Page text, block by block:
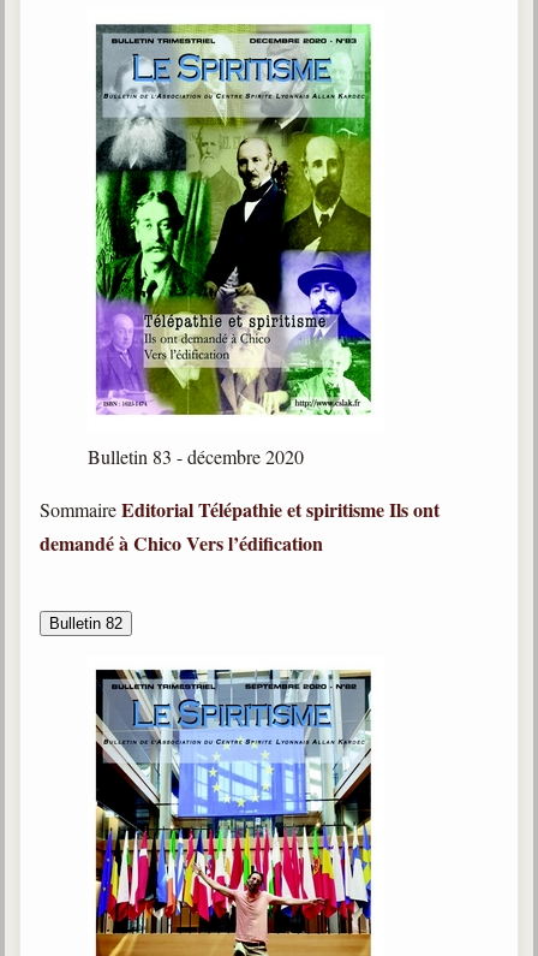
Bulletin 83 - décembre 2020
SommaireEditorialTélépathie et spiritismeIls ont
demandé à ChicoVers l’édification
Bulletin 82